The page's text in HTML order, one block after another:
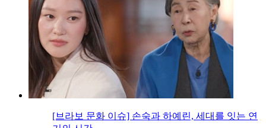
[브라보 문화 이슈] 손숙과 하예린, 세대를 잇는 연